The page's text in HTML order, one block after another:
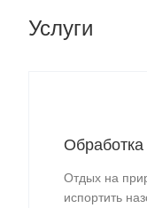
Услуги
Отдых на
испортить